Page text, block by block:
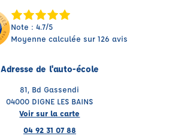
Note : 4.7/5
Moyenne calculée sur 126 avis
Adresse de l'auto-école
81, Bd Gassendi
04000 DIGNE LES BAINS
Voir sur la carte
04 92 31 07 88